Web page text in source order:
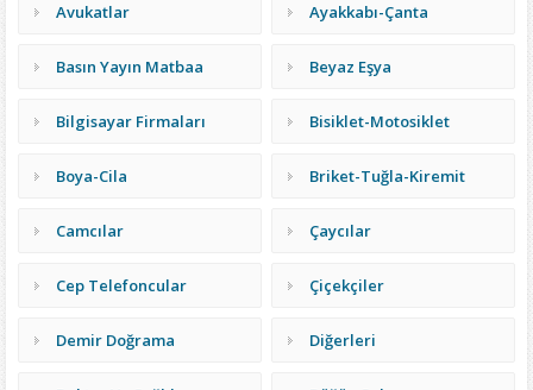
Avukatlar Ayakkabı-Çanta
Basın Yayın Matbaa Beyaz Eşya
Bilgisayar Firmaları Bisiklet-Motosiklet
Boya-Cila Briket-Tuğla-Kiremit
Camcılar Çaycılar
Cep Telefoncular Çiçekçiler
Demir Doğrama Diğerleri